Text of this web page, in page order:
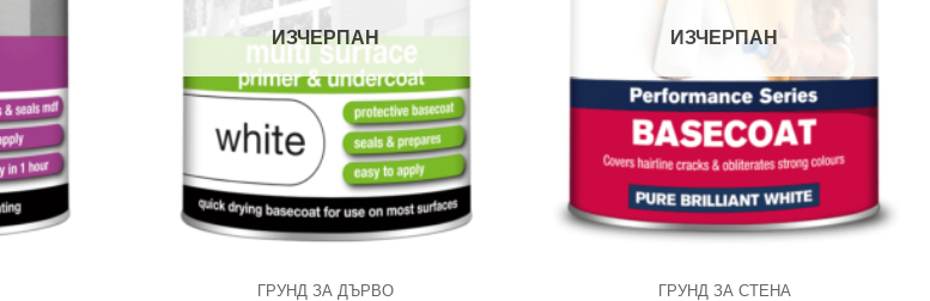
ИЗЧЕРПАН
ГРУНД ЗА ДЪРВО
ИЗЧЕРПАН
ГРУНД ЗА СТЕНА